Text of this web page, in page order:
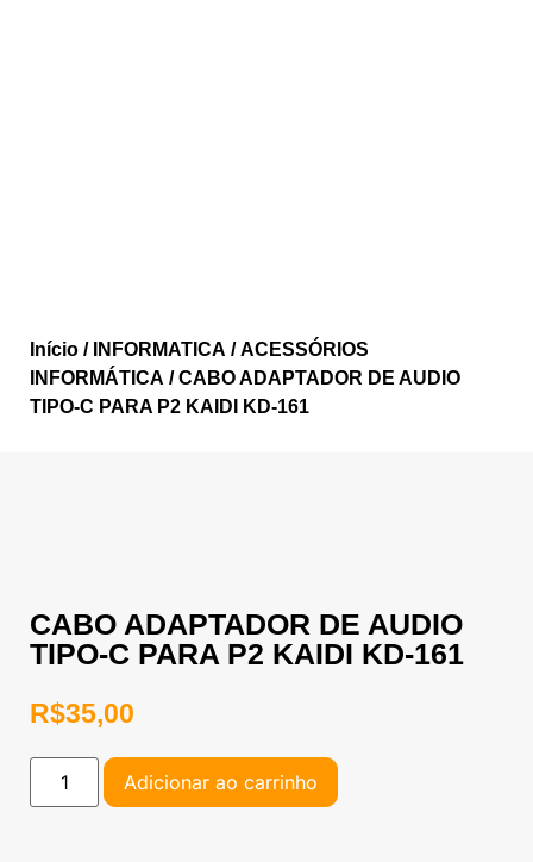
Início / INFORMATICA /ACESSÓRIOS
INFORMÁTICA / CABO ADAPTADOR DE AUDIO
TIPO-C PARA P2 KAIDI KD-161
CABO ADAPTADOR DE AUDIO
TIPO-C PARA P2 KAIDI KD-161
R$35,00
Adicionar ao carrinho